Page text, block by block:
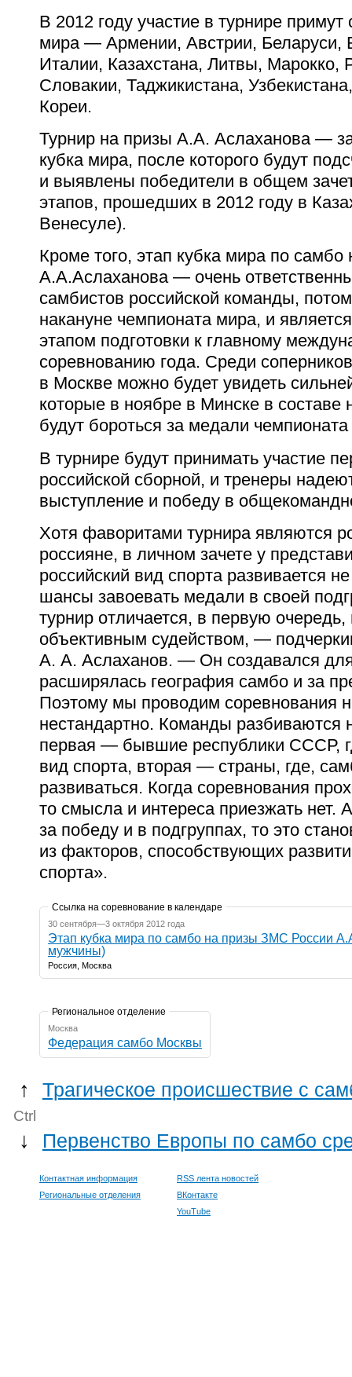
В 2012 году участие в турнире
мира — Армении, Австрии, Беларуси,
Италии, Казахстана, Литвы, Марокко,
Словакии, Таджикистана,
Кореи.
Турнир на призы А.А. Аслаханова —
кубка мира, после которого будут
и выявлены победители в общем
этапов, прошедших в 2012 году в
Венесуле).
Кроме того, этап кубка мира по самбо
А.А.Аслаханова — очень
самбистов российской команды,
накануне чемпионата мира, и
этапом подготовки к главному
соревнованию года. Среди
в Москве можно будет увидеть
которые в ноябре в Минске в составе
будут бороться за медали
В турнире будут принимать участие
российской сборной, и тренеры
выступление и победу в
Хотя фаворитами турнира являются
россияне, в личном зачете у
российский вид спорта развивается
шансы завоевать медали в своей
турнир отличается, в первую
объективным судейством, —
А. А. Аслаханов. — Он создавался
расширялась география самбо и за
Поэтому мы проводим соревнования
нестандартно. Команды разбиваются
первая — бывшие республики СССР,
вид спорта, вторая — страны, где,
развиваться. Когда соревнования
то смысла и интереса приезжать нет.
за победу и в подгруппах, то это
из факторов, способствующих
спорта».
Ссылка на соревнование в календаре
30 сентября—3 октября 2012 года
Этап кубка мира по самбо на призы ЗМС России
мужчины)
Россия, Москва
Региональное отделение
Москва
Федерация самбо Москвы
↑ Трагическое происшествие с
Ctrl
↓ Первенство Европы по самбо
Контактная информация
Региональные отделения
RSS лента новостей
ВКонтакте
YouTube